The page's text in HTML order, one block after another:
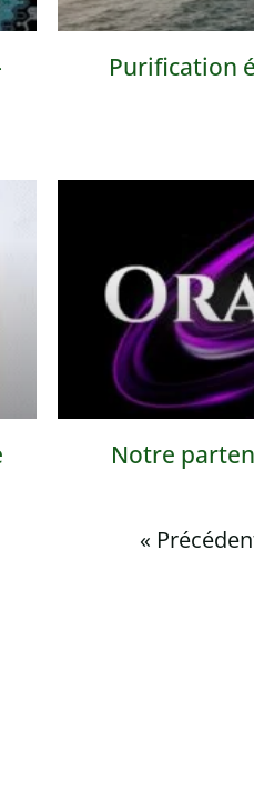
Purification
Notre
«